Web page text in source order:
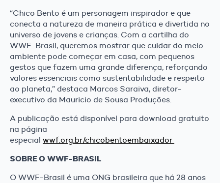
“Chico Bento é um personagem inspirador e que
conecta a natureza de maneira prática e divertida no
universo de jovens e crianças. Com a cartilha do
WWF-Brasil, queremos mostrar que cuidar do meio
ambiente pode começar em casa, com pequenos
gestos que fazem uma grande diferença, reforçando
valores essenciais como sustentabilidade e respeito
ao planeta,” destaca Marcos Saraiva, diretor-
executivo da Mauricio de Sousa Produções.
A publicação está disponível para download gratuito
na página
especial wwf.org.br/chicobentoembaixador
SOBRE O WWF-BRASIL
O WWF-Brasil é uma ONG brasileira que há 28 anos